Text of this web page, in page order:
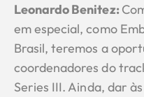
Leonardo Benitez:
em especial, como
Brasil, teremos a
coordenadores do
Series III. Ainda, dar